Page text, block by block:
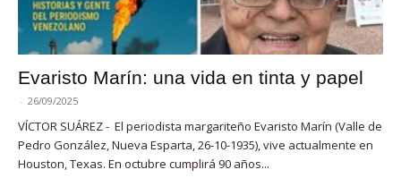
Evaristo Marín: una vida en tinta y papel
- 26/09/2025
VÍCTOR SUÁREZ - El periodista margariteño Evaristo Marín (Valle de
Pedro González, Nueva Esparta, 26-10-1935), vive actualmente en
Houston, Texas. En octubre cumplirá 90 años...